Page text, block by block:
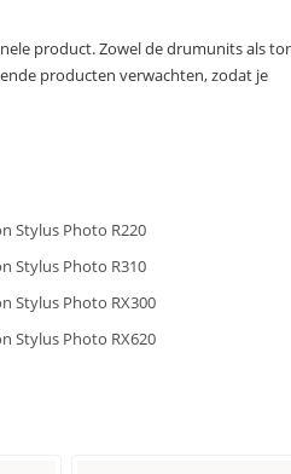
product. Zowel de drumunits als
producten verwachten, zodat je
Stylus Photo R220
Stylus Photo R310
Stylus Photo RX300
Stylus Photo RX620